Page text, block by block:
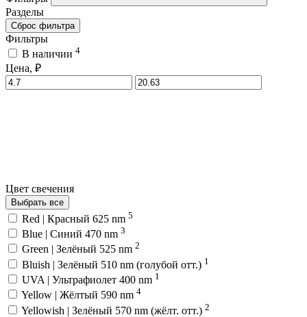
Разделы
Сброс фильтра
Фильтры
В наличии 4
Цена, ₽
Цвет свечения
Выбрать все
Red | Красный 625 nm 5
Blue | Синий 470 nm 3
Green | Зелёный 525 nm 2
Bluish | Зелёный 510 nm (голубой отт.) 1
UVA | Ультрафиолет 400 nm 1
Yellow | Жёлтый 590 nm 4
Yellowish | Зелёный 570 nm (жёлт. отт.) 2